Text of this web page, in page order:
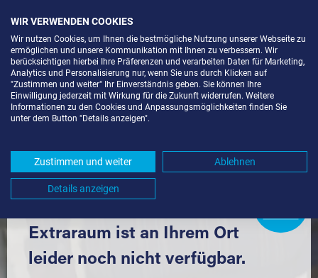
LAGERBOX IN FRIOLZHEIM (71292)
Komfortabel einlagern mit Extraraum
Extraraum ist an Ihrem Ort
leider noch nicht verfügbar.
WIR VERWENDEN COOKIES
Wir nutzen Cookies, um Ihnen die bestmögliche Nutzung unserer Webseite zu
ermöglichen und unsere Kommunikation mit Ihnen zu verbessern. Wir
berücksichtigen hierbei Ihre Präferenzen und verarbeiten Daten für Marketing,
Analytics und Personalisierung nur, wenn Sie uns durch Klicken auf
"Zustimmen und weiter" Ihr Einverständnis geben. Sie können Ihre
Einwilligung jederzeit mit Wirkung für die Zukunft widerrufen. Weitere
Informationen zu den Cookies und Anpassungsmöglichkeiten finden Sie
unter dem Button "Details anzeigen".
Zustimmen und weiter Ablehnen
Details anzeigen